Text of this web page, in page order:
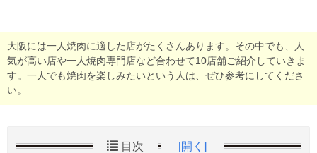
大阪には一人焼肉に適した店がたくさんあります。その中でも、人
気が高い店や一人焼肉専門店など合わせて10店舗ご紹介していきま
す。一人でも焼肉を楽しみたいという人は、ぜひ参考にしてくださ
い。
目次 [開く]